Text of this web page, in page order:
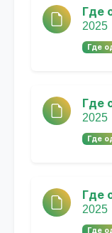
Где
2025
Где
Где
2025
Где
Где
2025
Где